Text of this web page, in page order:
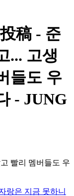
稿 - 준
... 고생
들도 우
- JUNG
빨리 멤버들도 우
랑은 지금 못하니